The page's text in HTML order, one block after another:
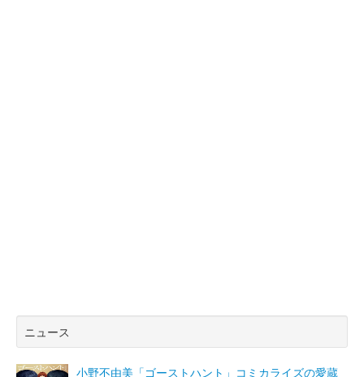
ニュース
小野不由美「ゴーストハント」コミカライズの愛蔵